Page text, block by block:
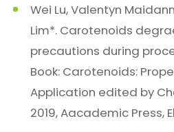
Wei Lu, Valentyn
Lim*. Carotenoids
precautions during
Book: Carotenoids:
Application edited by
2019, Aacademic Press,